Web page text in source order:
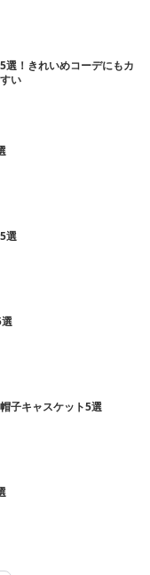
選！きれいめコーデにもカ
い
選
子キャスケット5選